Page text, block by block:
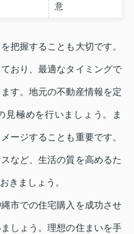
意
把握することも大切です。
おり、最適なタイミングで
す。地元の不動産情報を定
見極めを行いましょう。ま
ージすることも重要です。
など、生活の質を高めるた
きましょう。
市での住宅購入を成功させ
しょう。理想の住まいを手